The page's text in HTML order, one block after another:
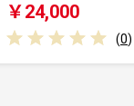
￥21,000